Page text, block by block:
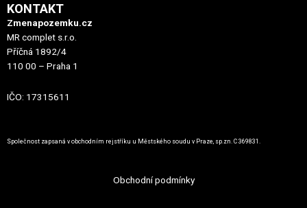
KONTAKT
Zmenapozemku.cz
MR complet s.r.o.
Příčná 1892/4
110 00 – Praha 1
IČO: 17315611
Společnost zapsaná v obchodním rejstříku u Městského soudu v Praze, sp.zn. C 369831.
Obchodní podmínky